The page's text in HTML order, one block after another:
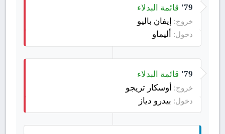
79' قائمة البدلاء
خروج: إيفان باليو
دخول: أليماو
79' قائمة البدلاء
خروج: أوسكار تريجو
دخول: بيدرو دياز